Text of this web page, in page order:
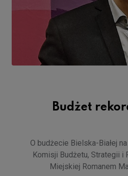
Budżet
O budżecie Bielska-Białej
Komisji Budżetu, Strategii i
Miejskiej Romanem